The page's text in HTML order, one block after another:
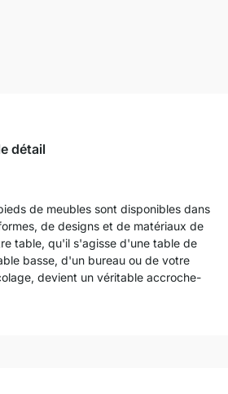
détail
de meubles sont disponibles dans
de designs et de matériaux de
table, qu'il s'agisse d'une table de
basse, d'un bureau ou de votre
devient un véritable accroche-